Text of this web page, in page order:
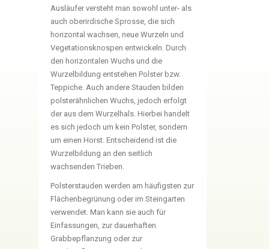
Ausläufer versteht man sowohl unter- als
auch oberirdische Sprosse, die sich
horizontal wachsen, neue Wurzeln und
Vegetationsknospen entwickeln. Durch
den horizontalen Wuchs und die
Wurzelbildung entstehen Polster bzw.
Teppiche. Auch andere Stauden bilden
polsterähnlichen Wuchs, jedoch erfolgt
der aus dem Wurzelhals. Hierbei handelt
es sich jedoch um kein Polster, sondern
um einen Horst. Entscheidend ist die
Wurzelbildung an den seitlich
wachsenden Trieben.
Polsterstauden werden am häufigsten zur
Flächenbegrünung oder im Steingarten
verwendet. Man kann sie auch für
Einfassungen, zur dauerhaften
Grabbepflanzung oder zur